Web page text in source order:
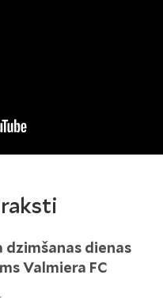
dzimšanas dienas
Valmiera FC